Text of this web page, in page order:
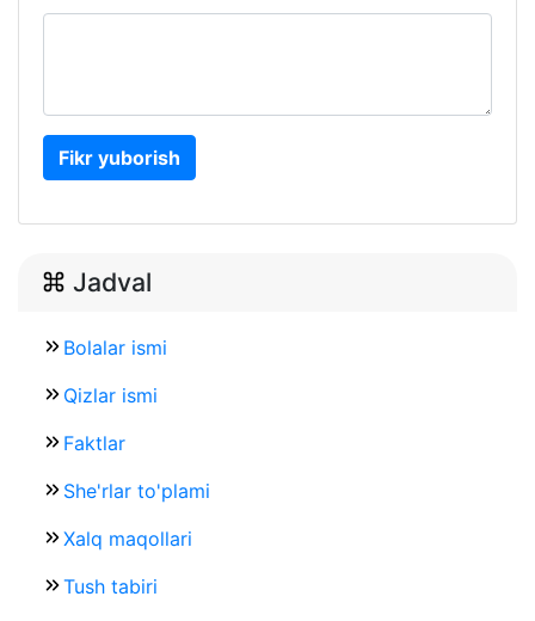
Fikr yuborish
Jadval
Bolalar ismi
Qizlar ismi
Faktlar
She'rlar to'plami
Xalq maqollari
Tush tabiri